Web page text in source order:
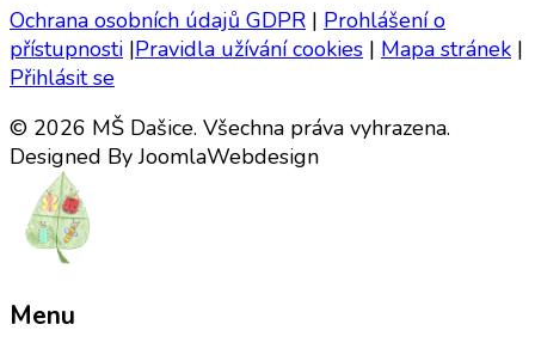
Ochrana osobních údajů GDPR | Prohlášení o
přístupnosti |Pravidla užívání cookies | Mapa stránek |
Přihlásit se
© 2026 MŠ Dašice. Všechna práva vyhrazena.
Designed By JoomlaWebdesign
Menu